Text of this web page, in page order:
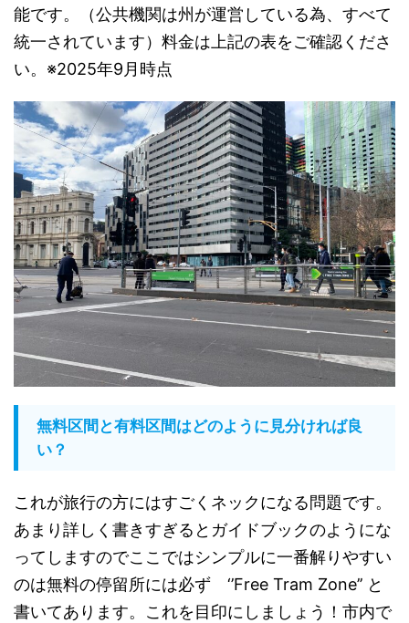
能です。（公共機関は州が運営している為、すべて
統一されています）料金は上記の表をご確認くださ
い。※2025年9月時点
無料区間と有料区間はどのように見分ければ良
い？
これが旅行の方にはすごくネックになる問題です。
あまり詳しく書きすぎるとガイドブックのようにな
ってしますのでここではシンプルに一番解りやすい
のは無料の停留所には必ず ‘’Free Tram Zone’’ と
書いてあります。これを目印にしましょう！市内で